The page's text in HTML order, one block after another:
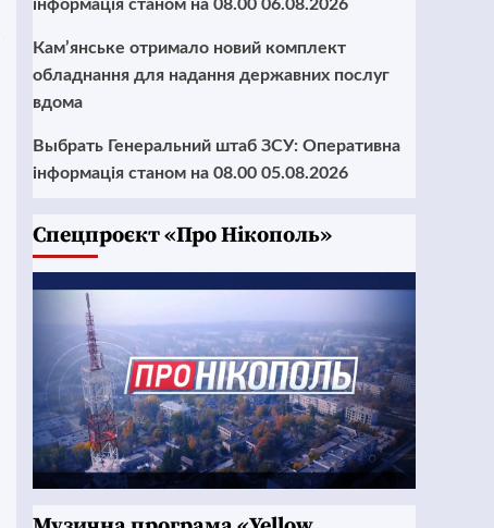
інформація станом на 08.00 06.08.2026
Кам’янське отримало новий комплект
обладнання для надання державних послуг
вдома
Выбрать Генеральний штаб ЗСУ: Оперативна
інформація станом на 08.00 05.08.2026
Cпецпроєкт «Про Нікополь»